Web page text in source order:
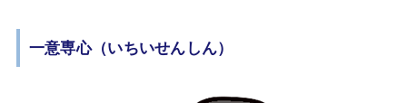
一意専心（いちいせんしん）